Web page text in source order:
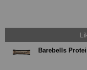
Barebells